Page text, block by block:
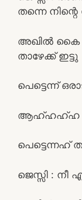
തന്നെ നിന്റെ
അഖിൽ കൈ
താഴേക്ക് ഇട്ടു
പെട്ടെന്ന്
ആഹ്ഹഹ്ഹ
പെട്ടെന്നഹ്
ജെസ്സി :